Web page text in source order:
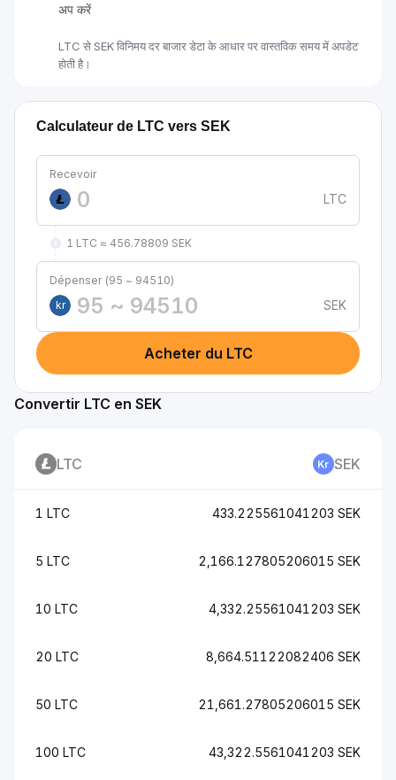
अप करें
LTC से SEK विनिमय दर बाजार डेटा के आधार पर वास्तविक समय में अपडेट
होती है।
Calculateur de LTC vers SEK
Recevoir
LTC
1 LTC ≈ 456.78809 SEK
Dépenser (95 ~ 94510)
kr
SEK
Acheter du LTC
Convertir LTC en SEK
LTC SEK
1 LTC 433.225561041203 SEK
5 LTC 2,166.127805206015 SEK
10 LTC 4,332.25561041203 SEK
20 LTC 8,664.51122082406 SEK
50 LTC 21,661.27805206015 SEK
100 LTC 43,322.5561041203 SEK